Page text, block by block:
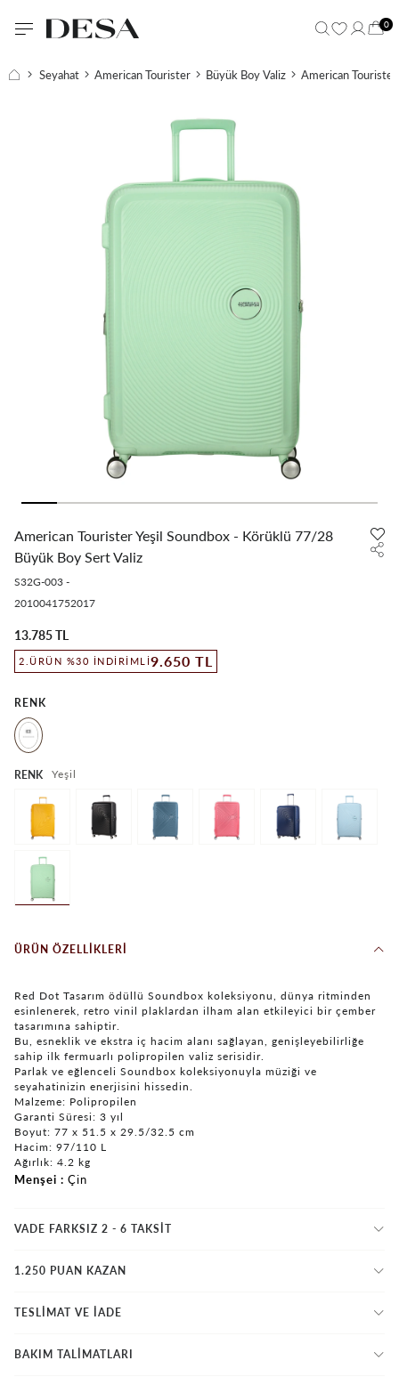
0
Seyahat American Tourister Büyük Boy Valiz
American Tourister Yeşil Soundbox - Körüklü 77/28
Büyük Boy Sert Valiz
S32G-003 -
2010041752017
13.785 TL
2.ÜRÜN %30 İNDIRIMLI9.650 TL
RENK
RENK Yeşil
ÜRÜN ÖZELLIKLERI
Red Dot Tasarım ödüllü Soundbox koleksiyonu, dünya ritminden
esinlenerek, retro vinil plaklardan ilham alan etkileyici bir çember
tasarımına sahiptir.
Bu, esneklik ve ekstra iç hacim alanı sağlayan, genişleyebilirliğe
sahip ilk fermuarlı polipropilen valiz serisidir.
Parlak ve eğlenceli Soundbox koleksiyonuyla müziği ve
seyahatinizin enerjisini hissedin.
Malzeme: Polipropilen
Garanti Süresi: 3 yıl
Boyut: 77 x 51.5 x 29.5/32.5 cm
Hacim: 97/110 L
Ağırlık: 4.2 kg
Menşei Çin
VADE FARKSIZ 2 - 6 TAKSIT
1.250 PUAN KAZAN
TESLİMAT VE İADE
BAKIM TALİMATLARI